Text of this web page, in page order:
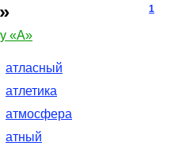
1
«А»
атласный
атлетика
атмосфера
атный